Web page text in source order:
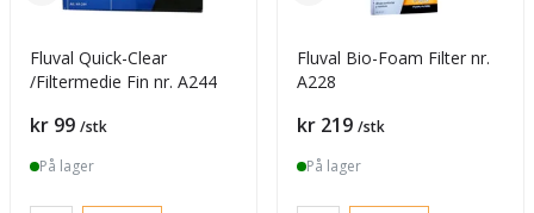
Fluval Quick-Clear
/Filtermedie Fin nr. A244
Pris
kr 99 /stk
På lager
Fluval Bio-Foam Filter nr.
A228
Pris
kr 219 /stk
På lager